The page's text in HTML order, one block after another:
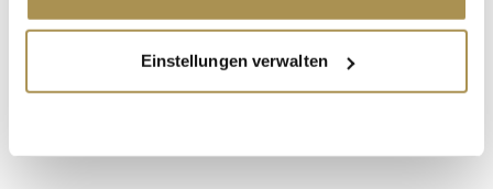
Informationen über Ihre geografische Lage
erfassen, welche bis auf einige Meter genau sein
Einstellungen verwalten
Peter & Paul - "Wald, Wild und Wirtschaft –